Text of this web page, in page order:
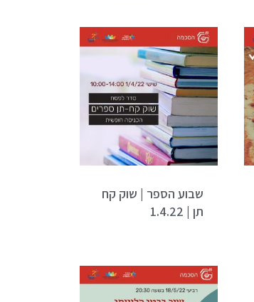
שבוע הספר | שוק קח
תן | 1.4.22